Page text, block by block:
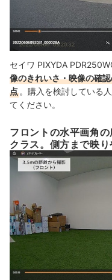
セイワ PIXYDA
像のきれいさ・映像の確
点 。購入を検討している
てください。
フロントの水平画角
クラス。側方まで映